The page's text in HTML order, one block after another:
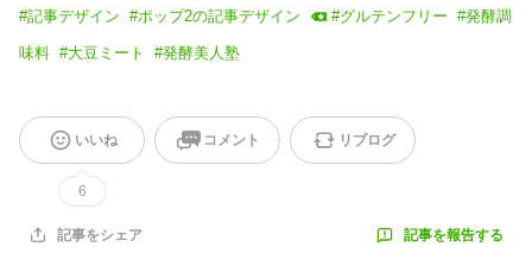
#記事デザイン #ポップ2の記事デザイン #グルテンフリー #発酵調
味料 #大豆ミート #発酵美人塾
いいね
6
コメント リブログ
記事をシェア 記事を報告する